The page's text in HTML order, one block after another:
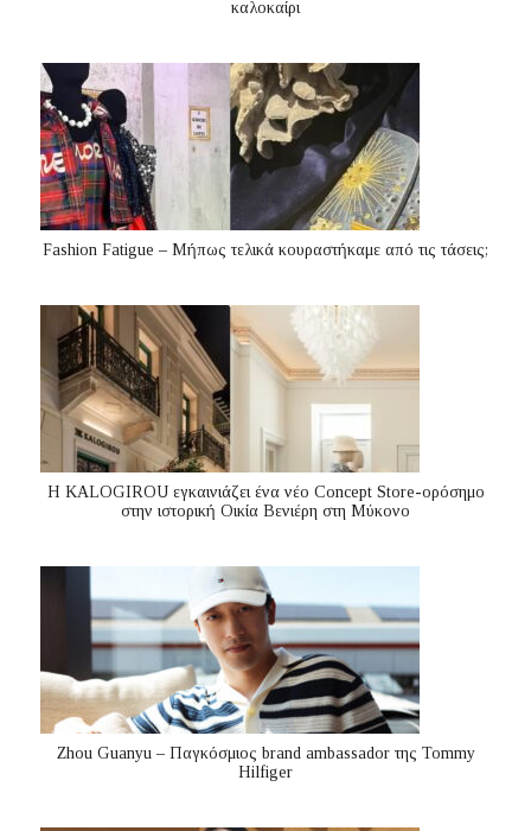
καλοκαίρι
Fashion Fatigue – Μήπως τελικά κουραστήκαμε από τις τάσεις;
Η KALOGIROU εγκαινιάζει ένα νέο Concept Store-ορόσημο
στην ιστορική Οικία Βενιέρη στη Μύκονο
Zhou Guanyu – Παγκόσμιος brand ambassador της Tommy
Hilfiger